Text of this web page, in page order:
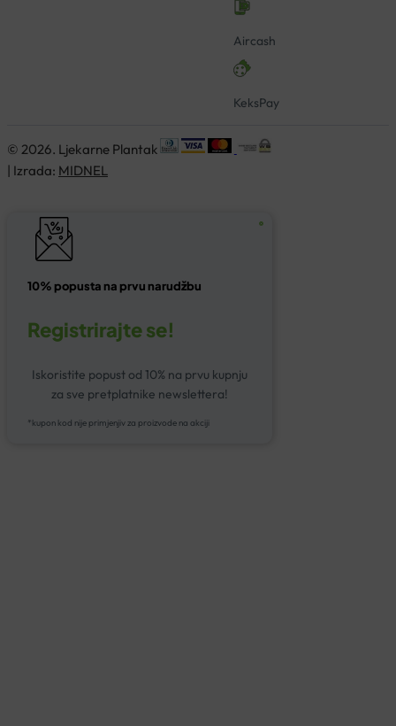
Aircash
KeksPay
© 2026. Ljekarne Plantak
| Izrada: MIDNEL
10% popusta na prvu narudžbu
Registrirajte se!
Iskoristite popust od 10% na prvu kupnju
za sve pretplatnike newslettera!
*kupon kod nije primjenjiv za proizvode na akciji